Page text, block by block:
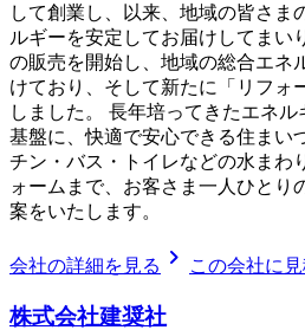
して創業し、以来、地域の皆さま
ルギーを安定してお届けしてまい
の販売を開始し、地域の総合エネ
けており、そして新たに「リフォ
しました。 長年培ってきたエネ
基盤に、快適で安心できる住まい
チン・バス・トイレなどの水まわ
ォームまで、お客さま一人ひとり
案をいたします。
会社の詳細を見る chevron_right この会社に
株式会社建奨社